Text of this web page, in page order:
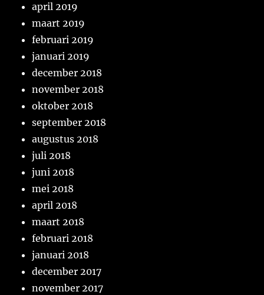
april 2019
maart 2019
februari 2019
januari 2019
december 2018
november 2018
oktober 2018
september 2018
augustus 2018
juli 2018
juni 2018
mei 2018
april 2018
maart 2018
februari 2018
januari 2018
december 2017
november 2017